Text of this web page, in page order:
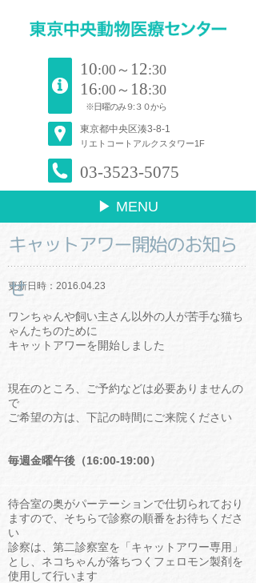
10:00～ 12:30
16:00～ 18:30
※日曜のみ９:３０から
東京都中央区湊3-8-1
リエトコートアルクスタワー1F
03-3523-5075
▶ MENU
キャットアワー開始のお知ら
せ
更新日時：2016.04.23
ワンちゃんや飼い主さん以外の人が苦手な猫ち
ゃんたちのために
キャットアワーを開始しました
現在のところ、ご予約などは必要ありませんの
で
ご希望の方は、下記の時間にご来院ください
毎週金曜午後（16:00-19:00）
待合室の奥がパーテーションで仕切られており
ますので、そちらで診察の順番をお待ちくださ
い
診察は、第二診察室を「キャットアワー専用」
とし、ネコちゃんが落ちつくフェロモン製剤を
使用して行います